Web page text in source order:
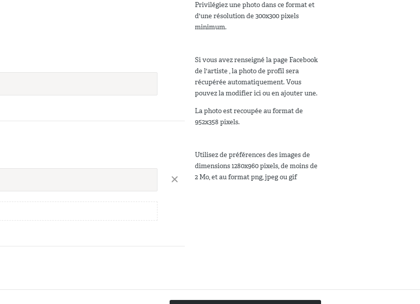
Privilégiez une photo dans ce format et
d'une résolution de 300x300 pixels
minimum.
Si vous avez renseigné la page Facebook
de l'artiste , la photo de profil sera
récupérée automatiquement. Vous
pouvez la modifier ici ou en ajouter une.
La photo est recoupée au format de
952x358 pixels.
Utilisez de préférences des images de
dimensions 1280x960 pixels, de moins de
2 Mo, et au format png, jpeg ou gif